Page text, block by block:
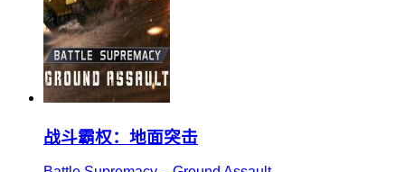
战斗霸权：地面突击